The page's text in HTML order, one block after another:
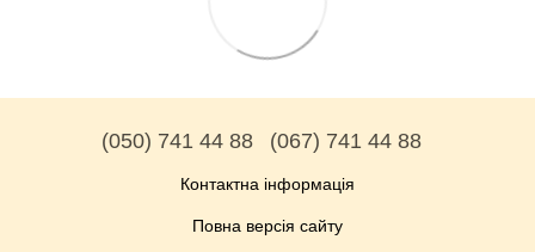
(050) 741 44 88 (067) 741 44 88
Контактна інформація
Повна версія сайту